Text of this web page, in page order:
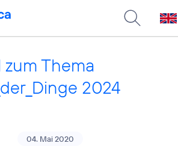
Thema
2024
04. Mai 2020